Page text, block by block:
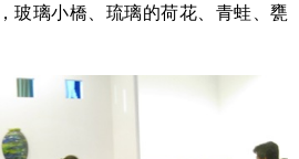
玻璃小橋、琉璃的荷花、青蛙、甕